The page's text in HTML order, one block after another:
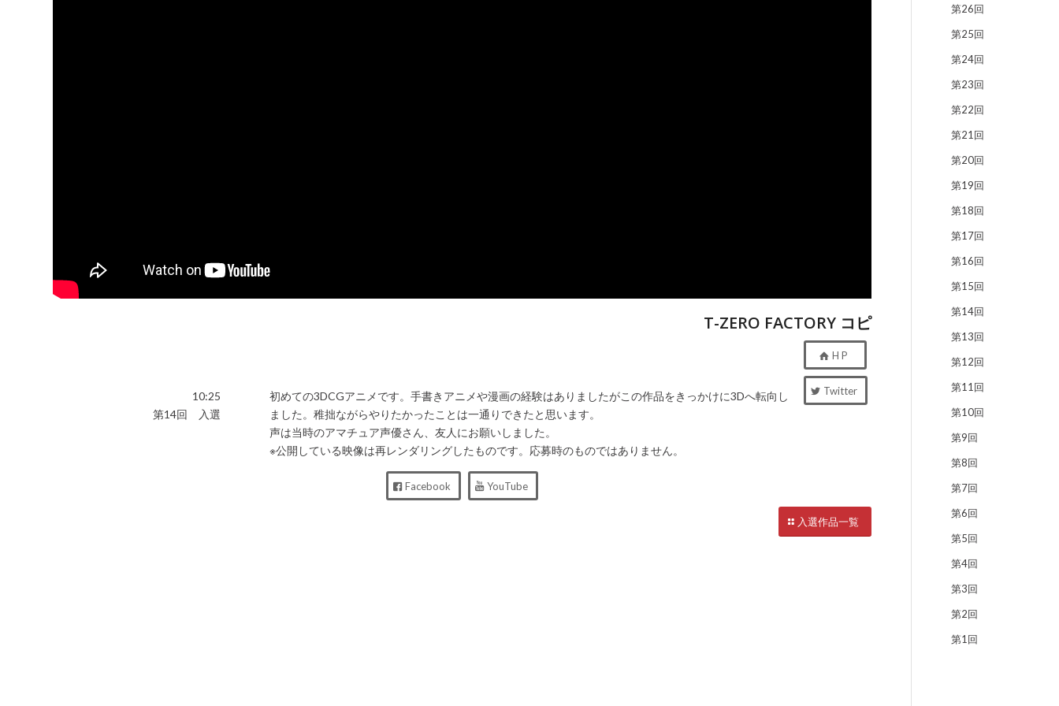
T-ZERO FACTORY コピ
10:25
第14回 入選
初めての3DCGアニメです。手書きアニメや漫画の経験はありましたがこの作品をきっかけに3Dへ転向し
ました。稚拙ながらやりたかったことは一通りできたと思います。
声は当時のアマチュア声優さん、友人にお願いしました。
※公開している映像は再レンダリングしたものです。応募時のものではありません。
H P
Twitter
Facebook YouTube
入選作品一覧
第26回
第25回
第24回
第23回
第22回
第21回
第20回
第19回
第18回
第17回
第16回
第15回
第14回
第13回
第12回
第11回
第10回
第9回
第8回
第7回
第6回
第5回
第4回
第3回
第2回
第1回